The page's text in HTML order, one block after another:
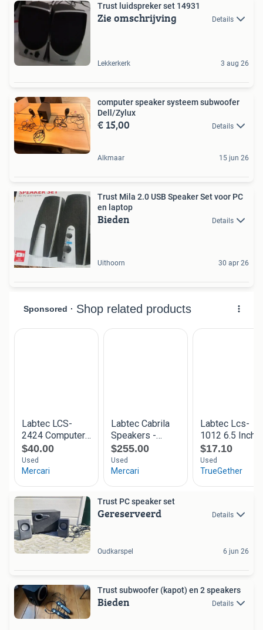
Trust luidspreker set 14931
Zie omschrijving Details
Lekkerkerk 3 aug 26
computer speaker systeem subwoofer
Dell/Zylux
€ 15,00 Details
Alkmaar 15 jun 26
Trust Mila 2.0 USB Speaker Set voor PC
en laptop
Bieden Details
Uithoorn 30 apr 26
Trust PC speaker set
Gereserveerd Details
Oudkarspel 6 jun 26
Trust subwoofer (kapot) en 2 speakers
Bieden Details